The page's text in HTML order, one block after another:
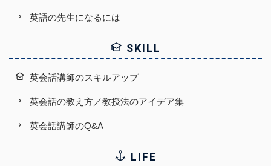
英語の先生になるには
SKILL
英会話講師のスキルアップ
英会話の教え方／教授法のアイデア集
英会話講師のQ&A
LIFE